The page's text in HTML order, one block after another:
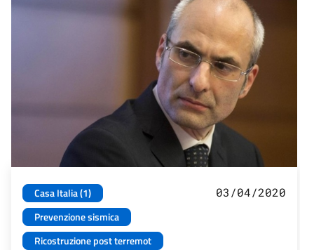
Casa Italia (1)
Prevenzione sismica
Ricostruzione post terremot
03/04/2020